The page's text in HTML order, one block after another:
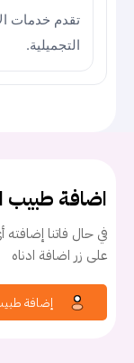
تقدم خدمات
التجميلية.
اضافة طبيب
في حال فاتنا إضافته
على زر اضافة ادناه